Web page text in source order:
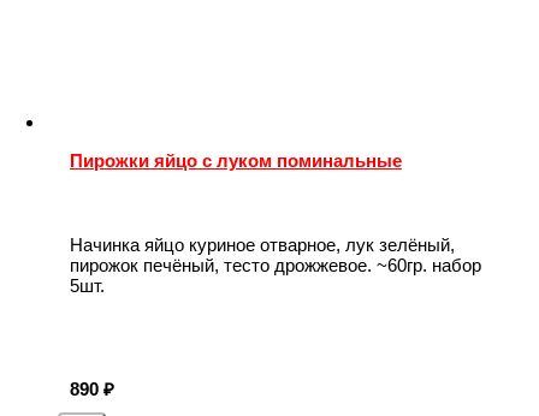
Пирожки яйцо с луком поминальные
Начинка яйцо куриное отварное, лук зелёный,
пирожок печёный, тесто дрожжевое. ~60гр. набор
5шт.
890